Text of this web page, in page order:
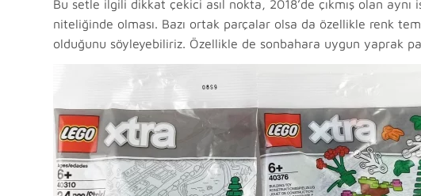
Bu setle ilgili dikkat çekici asıl nokta, 2018’de çıkmış olan
niteliğinde olması. Bazı ortak parçalar olsa da özellikle renk
olduğunu söyleyebiliriz. Özellikle de sonbahara uygun yaprak